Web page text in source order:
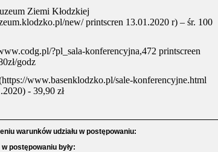
Ziemi Kłodzkiej
new/printscren 13.01.2020 r) – śr. 100
?pl_sala-konferencyjna,472 printscreen
godz
https://www.basenklodzko.pl/sale-konferencyjne.html
) - 39,90 zł
warunków udziału w postępowaniu:
postępowaniu były: